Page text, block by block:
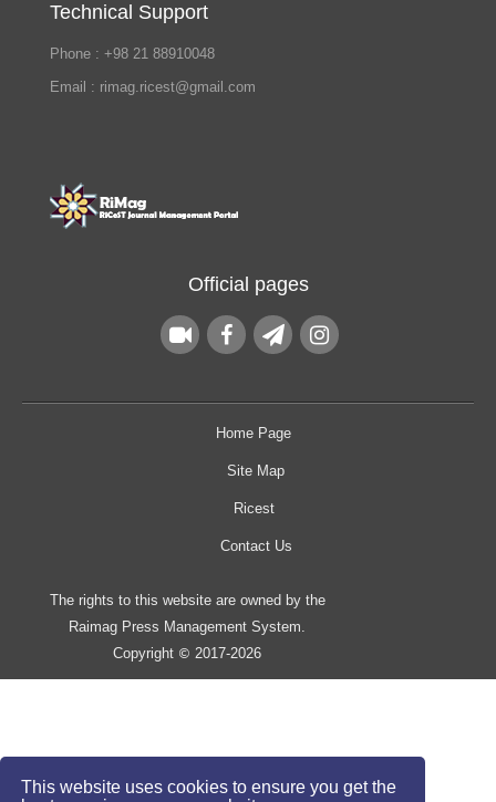
This website uses cookies to ensure you get the
Technical Support
Phone : +98 21 88910048
Email : rimag.ricest@gmail.com
Official pages
Home Page
Site Map
Ricest
Contact Us
The rights to this website are owned by the
Raimag Press Management System.
Copyright © 2017-2026